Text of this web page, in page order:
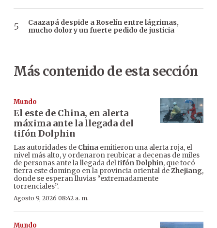
Caazapá despide a Roselín entre lágrimas,
mucho dolor y un fuerte pedido de justicia
Más contenido de esta sección
Mundo
El este de China, en alerta
máxima ante la llegada del
tifón Dolphin
Las autoridades de China emitieron una alerta roja, el
nivel más alto, y ordenaron reubicar a decenas de miles
de personas ante la llegada del tifón Dolphin, que tocó
tierra este domingo en la provincia oriental deZhejiang,
donde se esperan lluvias “extremadamente
torrenciales”.
Agosto 9, 2026 08:42 a. m.
Mundo